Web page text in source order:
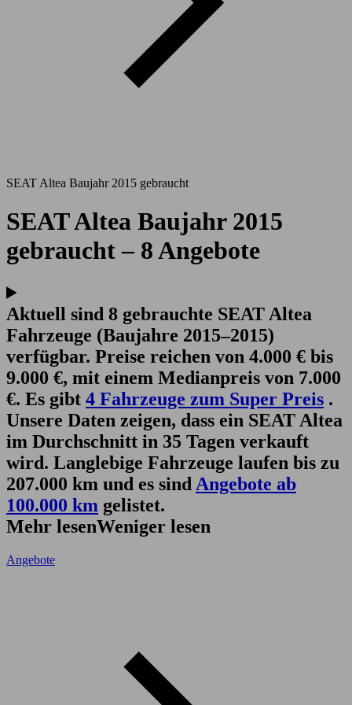
SEAT Altea Baujahr 2015 gebraucht
SEAT Altea Baujahr 2015
gebraucht – 8 Angebote
Aktuell sind 8 gebrauchte SEAT Altea
Fahrzeuge (Baujahre 2015–2015)
verfügbar. Preise reichen von 4.000 € bis
9.000 €, mit einem Medianpreis von 7.000
€. Es gibt 4 Fahrzeuge zum Super Preis .
Unsere Daten zeigen, dass ein SEAT Altea
im Durchschnitt in 35 Tagen verkauft
wird. Langlebige Fahrzeuge laufen bis zu
207.000 km und es sind Angebote ab
100.000 km gelistet.
Mehr lesenWeniger lesen
Angebote